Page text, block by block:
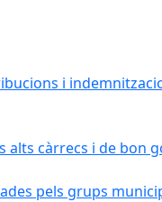
i
alts càrrecs i de bon
pels grups